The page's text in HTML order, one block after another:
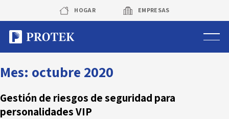
content
HOGAR EMPRESAS
Sistema de alarmas
Sistema de cámaras
Mes: octubre 2020
Gestión de riesgos de seguridad para
personalidades VIP